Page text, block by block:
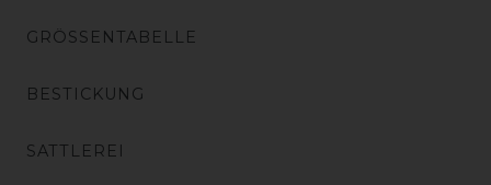
GRÖSSENTABELLE
BESTICKUNG
SATTLEREI